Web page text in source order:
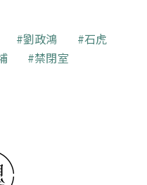
劉政鴻
石虎
禁閉室